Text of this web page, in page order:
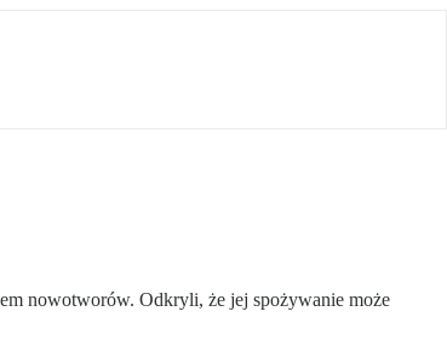
nowotworów. Odkryli, że jej spożywanie może